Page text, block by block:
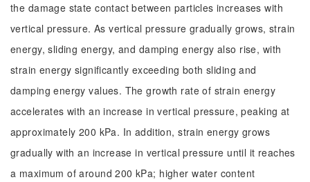
the damage state contact between particles increases with
vertical pressure. As vertical pressure gradually grows, strain
energy, sliding energy, and damping energy also rise, with
strain energy significantly exceeding both sliding and
damping energy values. The growth rate of strain energy
accelerates with an increase in vertical pressure, peaking at
approximately 200 kPa. In addition, strain energy grows
gradually with an increase in vertical pressure until it reaches
a maximum of around 200 kPa; higher water content